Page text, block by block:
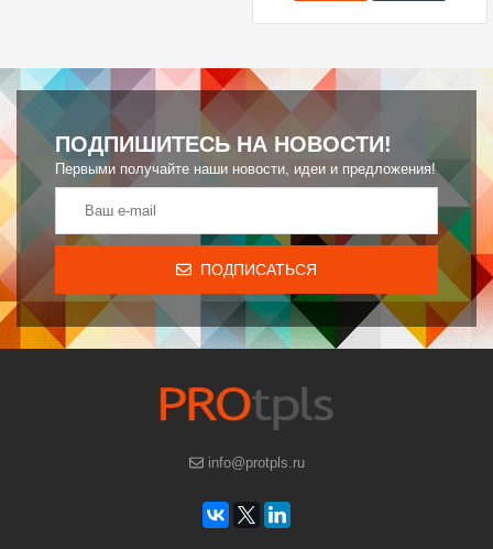
ПОДПИШИТЕСЬ НА НОВОСТИ!
Первыми получайте наши новости, идеи и предложения!
ПОДПИСАТЬСЯ
info@protpls.ru